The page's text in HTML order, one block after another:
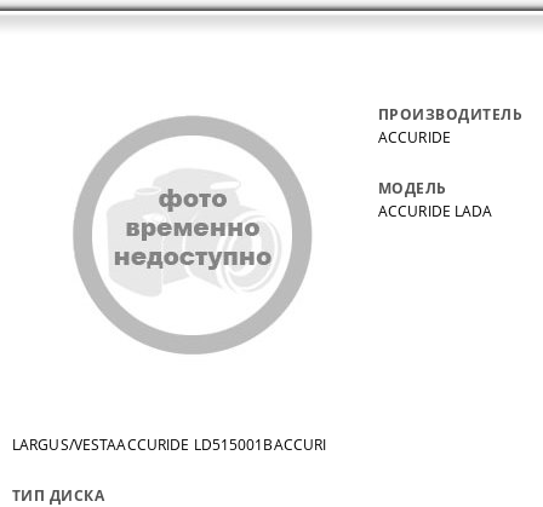
ПРОИЗВОДИТЕЛЬ
ACCURIDE
МОДЕЛЬ
ACCURIDE LADA
LARGUS/VESTAACCURIDE LD515001BACCURI
ТИП ДИСКА